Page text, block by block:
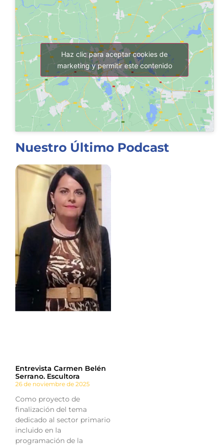
Haz clic para aceptar cookies de
marketing y permitir este contenido
Nuestro Último Podcast
Entrevista Carmen Belén
Serrano. Escultora
26 de noviembre de 2025
Como proyecto de
finalización del tema
dedicado al sector primario
incluido en la
programación de la